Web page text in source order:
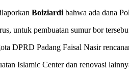
Boiziardi bahwa ada dana
untuk pembuatan sumur bor
DPRD Padang Faisal Nasir
Islamic Center dan renovasi